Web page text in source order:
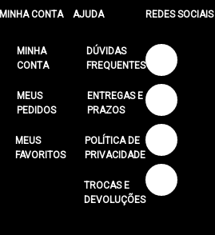
MINHA CONTA
MINHA
CONTA
MEUS
PEDIDOS
MEUS
FAVORITOS
AJUDA
DÚVIDAS
FREQUENTES
ENTREGAS E
PRAZOS
POLÍTICA DE
PRIVACIDADE
TROCAS E
DEVOLUÇÕES
REDES SOCIAIS